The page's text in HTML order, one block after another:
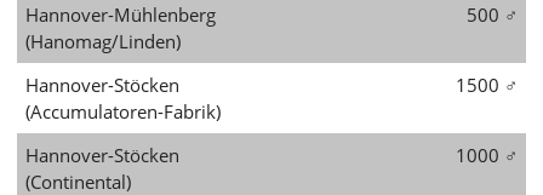
Hannover-Mühlenberg
(Hanomag/Linden)
500 ♂
Hannover-Stöcken
(Accumulatoren-Fabrik)
1500 ♂
Hannover-Stöcken
(Continental)
1000 ♂